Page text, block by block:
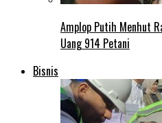
Amplop Putih Menhut
Uang 914 Petani
Bisnis